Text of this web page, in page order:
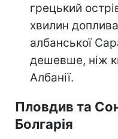
грецький
хвилин
албанської
дешевше, ніж
Албанії.
Пловдив та
Болгарія